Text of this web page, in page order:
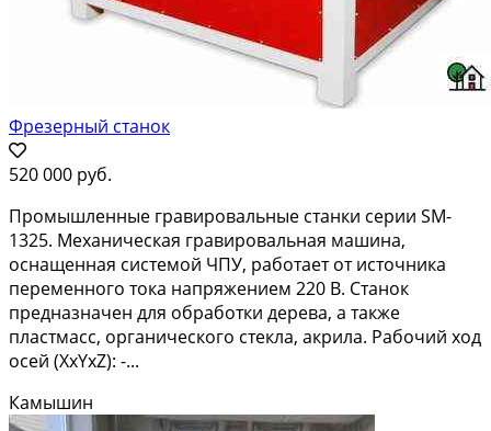
Фрезерный станок
520 000 руб.
Промышленные гравировальные станки серии SM-
1325. Механическая гравировальная машина,
оснащенная системой ЧПУ, работает от источника
переменного тока напряжением 220 В. Станок
предназначен для обработки дерева, а также
пластмасс, органического стекла, акрила. Рабочий ход
осей (XxYxZ): -...
Камышин